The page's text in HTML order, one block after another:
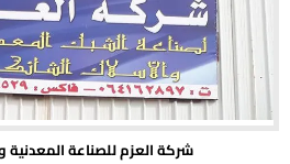
شركة العزم للصناعة المعدنية